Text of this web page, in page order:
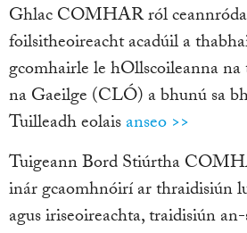
Ghlac COMHAR ról
foilsitheoireacht acadúil a
gcomhairle le hOllscoileanna
na Gaeilge (CLÓ) a bhunú sa
Tuilleadh eolaisanseo >>
Tuigeann Bord Stiúrtha
inár gcaomhnóirí ar thraidisiún
agus iriseoireachta, traidisiún